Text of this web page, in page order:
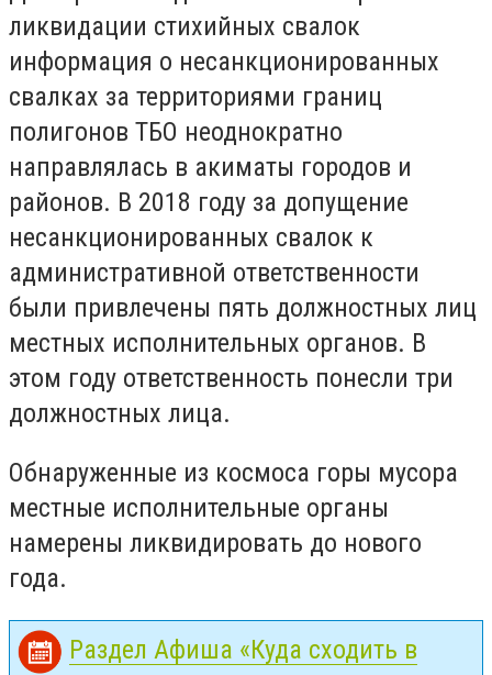
ликвидации стихийных свалок
информация о несанкционированных
свалках за территориями границ
полигонов ТБО неоднократно
направлялась в акиматы городов и
районов. В 2018 году за допущение
несанкционированных свалок к
административной ответственности
были привлечены пять должностных лиц
местных исполнительных органов. В
этом году ответственность понесли три
должностных лица.
Обнаруженные из космоса горы мусора
местные исполнительные органы
намерены ликвидировать до нового
года.
Раздел Афиша «Куда сходить в